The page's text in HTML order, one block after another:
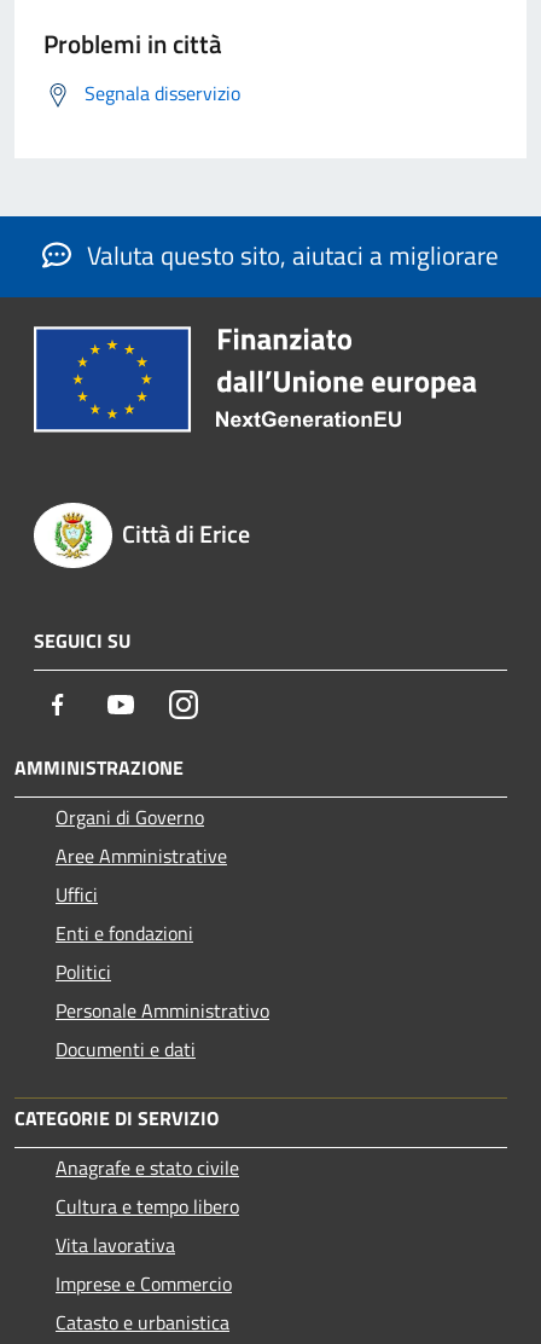
Problemi in città
Segnala disservizio
Valuta questo sito, aiutaci a migliorare
Città di Erice
SEGUICI SU
Facebook YoutubeInstagram
AMMINISTRAZIONE
Organi di Governo
Aree Amministrative
Uffici
Enti e fondazioni
Politici
Personale Amministrativo
Documenti e dati
CATEGORIE DI SERVIZIO
Anagrafe e stato civile
Cultura e tempo libero
Vita lavorativa
Imprese e Commercio
Catasto e urbanistica